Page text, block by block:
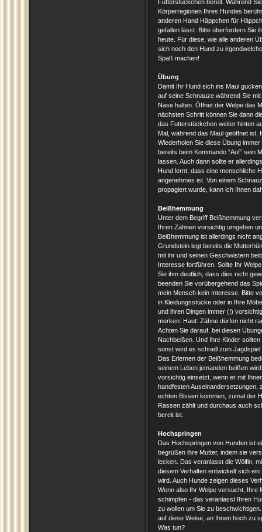
Futterstückchen bereit. Während
Körperregionen Ihres Hundes
anderen Hand Häppchen für
gefallen lässt. Bitte überfordern Sie
heute. Für diese, wie alle anderen
sich noch den Hund zu
Spaß machen!
Übung
Damit Ihr Hund sich ins Maul
auf seine Schnauze während Sie
Nase halten. Öffnet der Welpe das
nächsten Schritt können Sie dann
das Futterstückchen weiter hinten
Mal, während das Maul geöffnet ist,
Wiederholen Sie diese Übung
bereits beim Kommando “Auf” sein
lassen. Auch dann sollte er
Hund lernt, dass eine menschliche
angenehmes ist. Von einem
propagiert wurde, kann ich Ihnen
Beißhemmung
Unter dem Begriff Beißhemmung
Ihren Zähnen vorsichtig umgehen
Beißhemmung ist allerdings nicht
Grundstein legt bereits die
mit ihr und seinen Geschwistern
Interesse fortführen. Sollte Ihr
Sie ihm deutlich, dass dies nicht
beenden Sie vorübergehend das
mein Mensch kein Interesse. Bitte
in Kleidungsstücke oder in Ihre
und ihren Dingen immer (!)
merken: Haut: Zähne dürfen nicht
Achten Sie darauf, bei diesen
Nachbeißen. Und Ihre Kinder
sonst wird es schnell zum
Das Erlernen der Beißhemmung
seinem Leben jemanden beißen
vorsichtig einsetzt, wenn er mit
handfesten Auseinandersetzungen,
echten Bissen kommen, zumal der
Rassen zählt und durchaus auch
bereit ist.
Hochspringen
Das Hochspringen von Hunden ist
begrüßen ihre Mutter, indem sie
lecken. Das veranlasst die Wölfin,
diesem Verhalten entwickelt sich
wird. Auch Hunde zeigen dieses
Wenn also Ihr Welpe versucht, Ihre
schimpfen - das veranlasst Ihren
zu wollen um Sie zu
auf diese Weise, an Ihnen hoch zu
Was tun?